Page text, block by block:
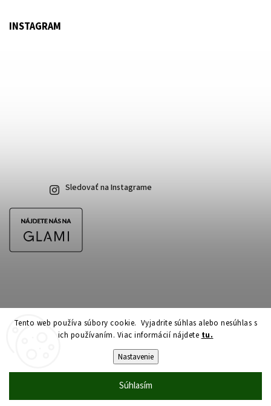
Tento web používa súbory cookie. Vyjadrite súhlas alebo nesúhlas s
ich používaním. Viac informácií nájdete tu.
Nastavenie
Súhlasím
INSTAGRAM
Sledovať na Instagrame
Copyright 2026CubeSkateshop.sk. Všetky práva vyhradené.
Upraviť nastavenie cookies
Shoptet| Design